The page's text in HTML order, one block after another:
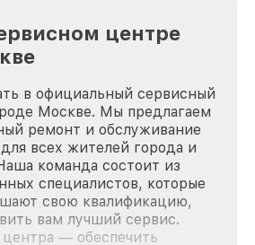
центре
в официальный сервисный
Москве. Мы предлагаем
ремонт и обслуживание
всех жителей города и
команда состоит из
специалистов, которые
свою квалификацию,
вам лучший сервис.
— обеспечить